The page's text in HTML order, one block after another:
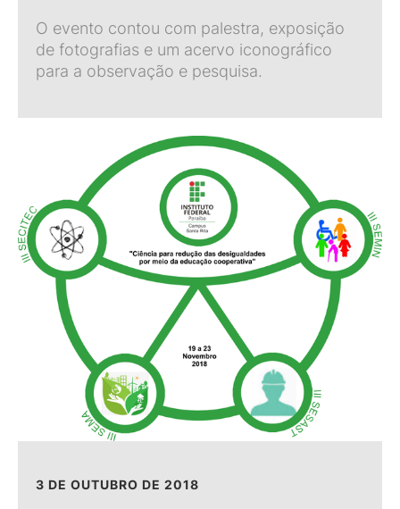
O evento contou com palestra, exposição
de fotografias e um acervo iconográfico
para a observação e pesquisa.
3 DE OUTUBRO DE 2018